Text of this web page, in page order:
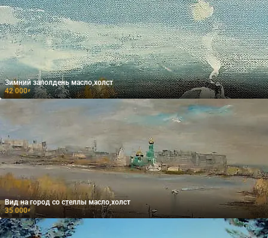
Зимний заполдень масло,холст
42 000₽
Вид на город со стеллы масло,холст
35 000₽